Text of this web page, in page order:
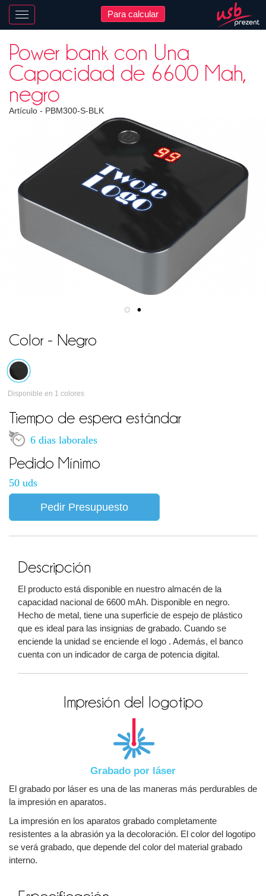
Nawigacja Para calcular
Power bank con Una
Capacidad de 6600 Mah,
negro
Artículo - PBM300-S-BLK
Color - Negro
Disponible en 1 colores
Tiempo de espera estándar
6 dias laborales
Pedido Mínimo
50 uds
Pedir Presupuesto
Descripción
El producto está disponible en nuestro almacén de la
capacidad nacional de 6600 mAh. Disponible en negro.
Hecho de metal, tiene una superficie de espejo de plástico
que es ideal para las insignias de grabado. Cuando se
enciende la unidad se enciende el logo . Además, el banco
cuenta con un indicador de carga de potencia digital.
Impresión del logotipo
Grabado por láser
El grabado por láser es una de las maneras más perdurables de
la impresión en aparatos.
La impresión en los aparatos grabado completamente
resistentes a la abrasión ya la decoloración. El color del logotipo
se verá grabado, que depende del color del material grabado
interno.